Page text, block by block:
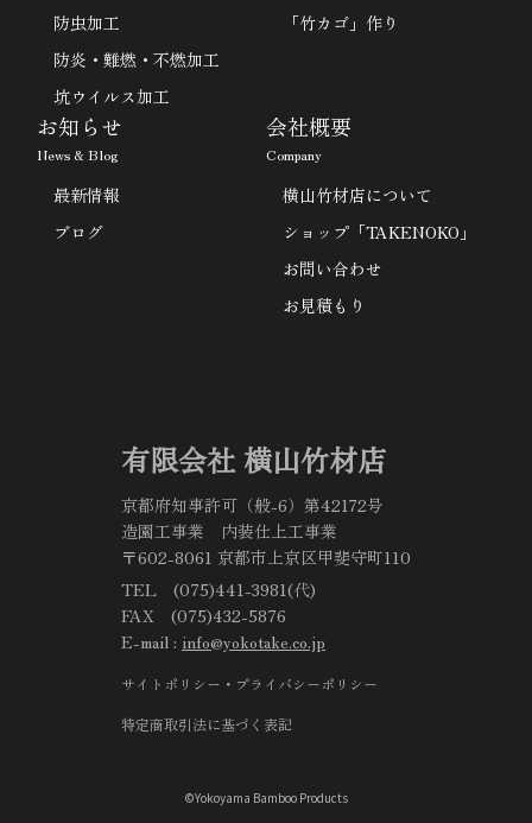
有限会社 横山竹材店
京都府知事許可（般-6）第42172号
造園工事業 内装仕上工事業
〒602-8061 京都市上京区甲斐守町110
TEL (075)441-3981(代)
FAX (075)432-5876
E-mail : info@yokotake.co.jp
サイトポリシー・プライバシーポリシー
特定商取引法に基づく表記
防虫加工
防炎・難燃・不燃加工
坑ウイルス加工
「竹カゴ」作り
お知らせ
News & Blog
最新情報
ブログ
会社概要
Company
横山竹材店について
ショップ「TAKENOKO」
お問い合わせ
お見積もり
©Yokoyama Bamboo Products